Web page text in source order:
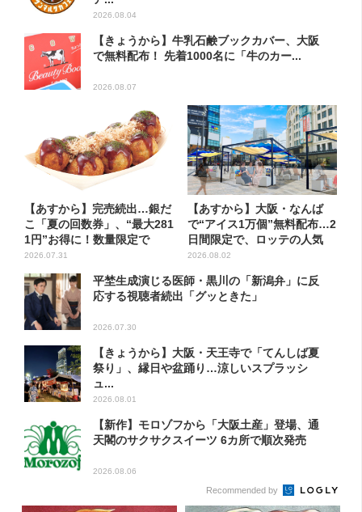
2026.08.04
【きょうから】牛乳石鹸ブックカバー、大阪
で無料配布！ 先着1000名に「牛のカー...
2026.08.07
【あすから】完売続出…銀だ
こ「夏の回数券」、“最大281
1円”お得に！数量限定で
2026.07.31
【あすから】大阪・なんば
で“アイス1万個”無料配布…2
日間限定で、ロッテの人気
商...
2026.08.02
平埜生成演じる医師・黒川の「新潟弁」に反
応する視聴者続出「グッときた」
2026.07.30
【きょうから】大阪・天王寺で「てんしば夏
祭り」、縁日や盆踊り…涼しいスプラッシ
ュ...
2026.08.01
【新作】モロゾフから「大阪土産」登場、通
天閣のサクサクスイーツ 6カ所で順次発売
2026.08.06
Recommended by